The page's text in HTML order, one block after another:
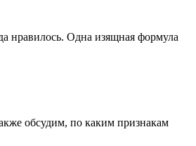
нравилось. Одна изящная формула
обсудим, по каким признакам